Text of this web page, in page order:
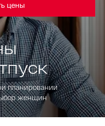
цены
планировании
женщин